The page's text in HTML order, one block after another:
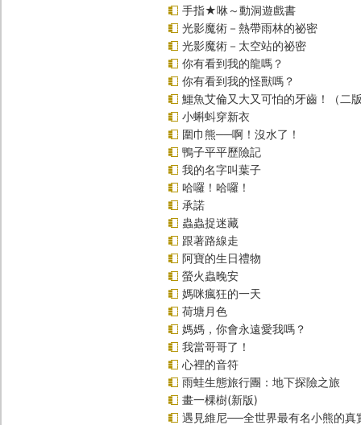
手指★咻～動洞遊戲書
光影魔術－熱帶雨林的祕密
光影魔術－太空站的祕密
你有看到我的龍嗎？
你有看到我的怪獸嗎？
鱷魚艾倫又大又可怕的牙齒！（二
小蝌蚪穿新衣
圍巾熊──啊！沒水了！
鴨子平平歷險記
我的名字叫葉子
哈囉！哈囉！
承諾
蟲蟲捉迷藏
跟著路線走
阿寶的生日禮物
螢火蟲晚安
媽咪瘋狂的一天
荷塘月色
媽媽，你會永遠愛我嗎？
我當哥哥了！
心裡的音符
雨蛙生態旅行團：地下探險之旅
畫一棵樹(新版)
遇見維尼──全世界最有名小熊的真